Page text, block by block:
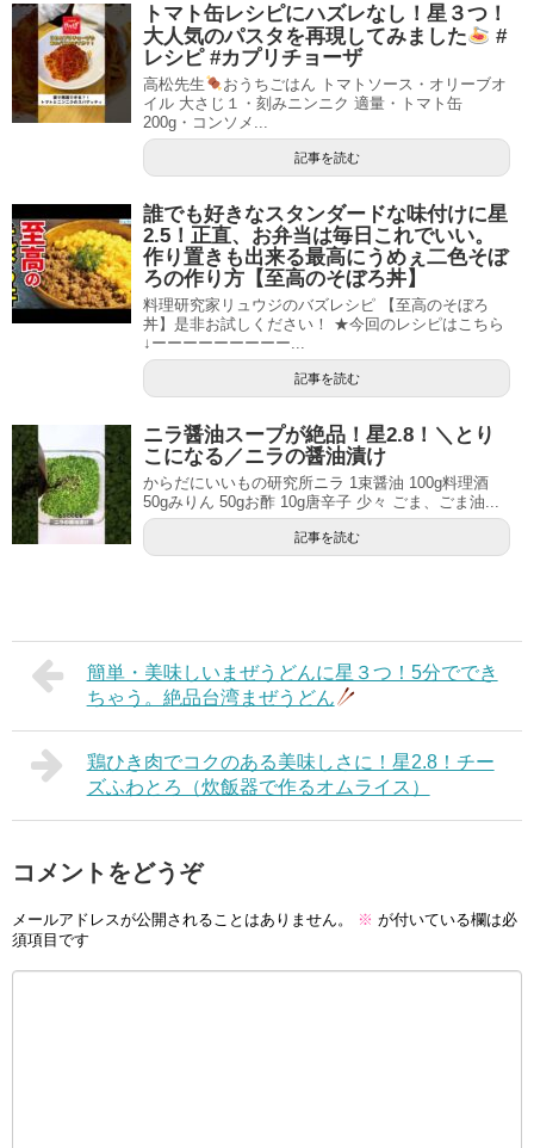
トマト缶レシピにハズレなし！星３つ！
大人気のパスタを再現してみました
#
レシピ #カプリチョーザ
高松先生
おうちごはん トマトソース・オリーブオ
イル 大さじ１・刻みニンニク 適量・トマト缶
200g・コンソメ...
記事を読む
誰でも好きなスタンダードな味付けに星
2.5！正直、お弁当は毎日これでいい。
作り置きも出来る最高にうめぇ二色そぼ
ろの作り方【至高のそぼろ丼】
料理研究家リュウジのバズレシピ 【至高のそぼろ
丼】是非お試しください！ ★今回のレシピはこちら
↓ーーーーーーーーー...
記事を読む
ニラ醤油スープが絶品！星2.8！＼とり
こになる／ニラの醤油漬け
からだにいいもの研究所ニラ 1束醤油 100g料理酒
50gみりん 50gお酢 10g唐辛子 少々 ごま、ごま油...
記事を読む
簡単・美味しいまぜうどんに星３つ！5分ででき
ちゃう。絶品台湾まぜうどん
鶏ひき肉でコクのある美味しさに！星2.8！チー
ズふわとろ（炊飯器で作るオムライス）
コメントをどうぞ
メールアドレスが公開されることはありません。 ※ が付いている欄は必
須項目です